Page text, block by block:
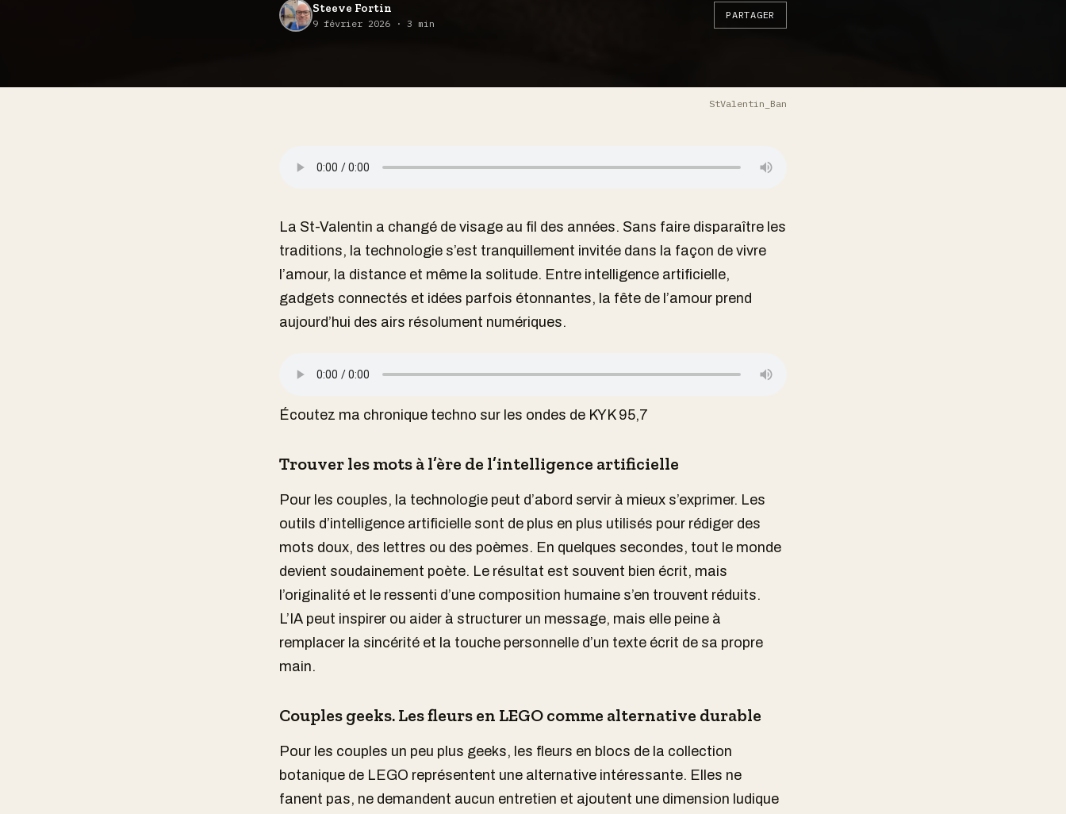
Steeve Fortin
9 février 2026 · 3 min
PARTAGER
StValentin_Ban
La St-Valentin a changé de visage au fil des années. Sans faire disparaître les
traditions, la technologie s’est tranquillement invitée dans la façon de vivre
l’amour, la distance et même la solitude. Entre intelligence artificielle,
gadgets connectés et idées parfois étonnantes, la fête de l’amour prend
aujourd’hui des airs résolument numériques.
Écoutez ma chronique techno sur les ondes de KYK 95,7
Trouver les mots à l’ère de l’intelligence artificielle
Pour les couples, la technologie peut d’abord servir à mieux s’exprimer. Les
outils d’intelligence artificielle sont de plus en plus utilisés pour rédiger des
mots doux, des lettres ou des poèmes. En quelques secondes, tout le monde
devient soudainement poète. Le résultat est souvent bien écrit, mais
l’originalité et le ressenti d’une composition humaine s’en trouvent réduits.
L’IA peut inspirer ou aider à structurer un message, mais elle peine à
remplacer la sincérité et la touche personnelle d’un texte écrit de sa propre
main.
Couples geeks. Les fleurs en LEGO comme alternative durable
Pour les couples un peu plus geeks, les fleurs en blocs de la collection
botanique de LEGO représentent une alternative intéressante. Elles ne
fanent pas, ne demandent aucun entretien et ajoutent une dimension ludique